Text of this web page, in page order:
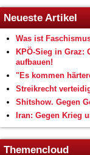
Neueste Artikel
Was ist
KPÖ-Sieg in Graz:
aufbauen!
"Es kommen
Streikrecht
Shitshow. Gegen
Iran: Gegen Krieg
Themencloud